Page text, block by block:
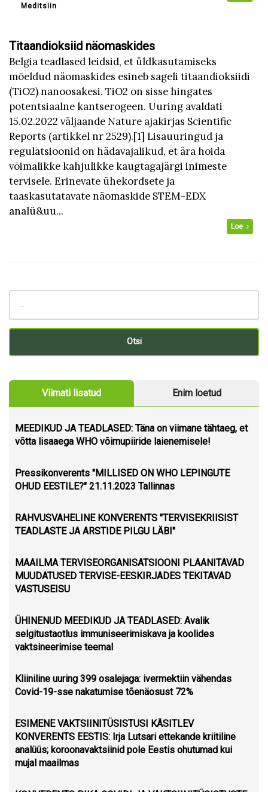
Meditsiin
Titaandioksiid näomaskides
Belgia teadlased leidsid, et üldkasutamiseks
mõeldud näomaskides esineb sageli titaandioksiidi
(TiO2) nanoosakesi. TiO2 on sisse hingates
potentsiaalne kantserogeen. Uuring avaldati
15.02.2022 väljaande Nature ajakirjas Scientific
Reports (artikkel nr 2529).[1] Lisauuringud ja
regulatsioonid on hädavajalikud, et ära hoida
võimalikke kahjulikke kaugtagajärgi inimeste
tervisele. Erinevate ühekordsete ja
taaskasutatavate näomaskide STEM-EDX
analü&uu...
Loe
Viimati lisatud Enim loetud
MEEDIKUD JA TEADLASED: Täna on viimane tähtaeg, et
võtta lisaaega WHO võimupiiride laienemisele!
Pressikonverents "MILLISED ON WHO LEPINGUTE
OHUD EESTILE?" 21.11.2023 Tallinnas
RAHVUSVAHELINE KONVERENTS "TERVISEKRIISIST
TEADLASTE JA ARSTIDE PILGU LÄBI"
MAAILMA TERVISEORGANISATSIOONI PLAANITAVAD
MUUDATUSED TERVISE-EESKIRJADES TEKITAVAD
VASTUSEISU
ÜHINENUD MEEDIKUD JA TEADLASED: Avalik
selgitustaotlus immuniseerimiskava ja koolides
vaktsineerimise teemal
Kliiniline uuring 399 osalejaga: ivermektiin vähendas
Covid-19-sse nakatumise tõenäosust 72%
ESIMENE VAKTSIINITÜSISTUSI KÄSITLEV
KONVERENTS EESTIS: Irja Lutsari ettekande kriitiline
analüüs; koroonavaktsiinid pole Eestis ohutumad kui
mujal maailmas